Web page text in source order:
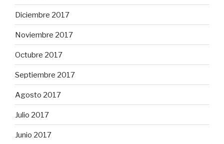
Diciembre 2017
Noviembre 2017
Octubre 2017
Septiembre 2017
Agosto 2017
Julio 2017
Junio 2017